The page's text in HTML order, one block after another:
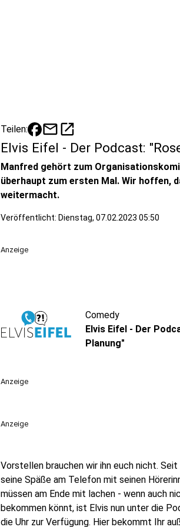
Teilen: mailopen_in_new
Elvis Eifel - Der Podcast:
Manfred gehört zum
überhaupt zum ersten Mal. Wir hoffen,
weitermacht.
Veröffentlicht: Dienstag, 07.02.2023 05:50
Anzeige
Comedy
Elvis Eifel - Der
Planung"
Anzeige
Anzeige
Vorstellen brauchen wir ihn euch nicht.
seine Späße am Telefon mit seinen
müssen am Ende mit lachen - wenn auch
bekommen könnt, ist Elvis nun unter die
die Uhr zur Verfügung. Hier bekommt Ihr